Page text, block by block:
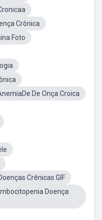
Crônica
Foto
De Onça Croica
Crênicas GIF
Doença